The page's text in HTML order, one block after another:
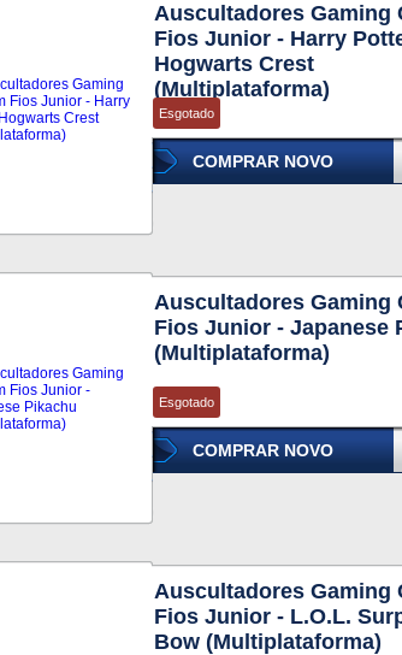
Auscultadores Gaming
Fios Junior - Harry
Hogwarts Crest
(Multiplataforma)
Esgotado
COMPRAR NOVO
Auscultadores Gaming
Fios Junior - Japanese
(Multiplataforma)
Esgotado
COMPRAR NOVO
Auscultadores Gaming
Fios Junior - L.O.L.
Bow (Multiplataforma)